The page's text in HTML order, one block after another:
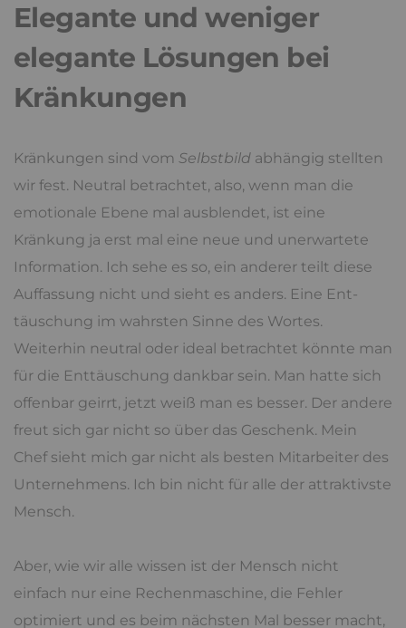
Elegante und weniger
elegante Lösungen bei
Kränkungen
Kränkungen sind vom Selbstbild abhängig stellten
wir fest. Neutral betrachtet, also, wenn man die
emotionale Ebene mal ausblendet, ist eine
Kränkung ja erst mal eine neue und unerwartete
Information. Ich sehe es so, ein anderer teilt diese
Auffassung nicht und sieht es anders. Eine Ent-
täuschung im wahrsten Sinne des Wortes.
Weiterhin neutral oder ideal betrachtet könnte man
für die Enttäuschung dankbar sein. Man hatte sich
offenbar geirrt, jetzt weiß man es besser. Der andere
freut sich gar nicht so über das Geschenk. Mein
Chef sieht mich gar nicht als besten Mitarbeiter des
Unternehmens. Ich bin nicht für alle der attraktivste
Mensch.
Aber, wie wir alle wissen ist der Mensch nicht
einfach nur eine Rechenmaschine, die Fehler
optimiert und es beim nächsten Mal besser macht,